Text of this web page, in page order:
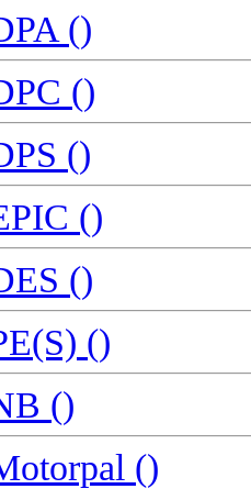
()
()
()
()
()
()
()
()